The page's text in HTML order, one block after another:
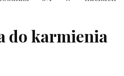
do karmienia